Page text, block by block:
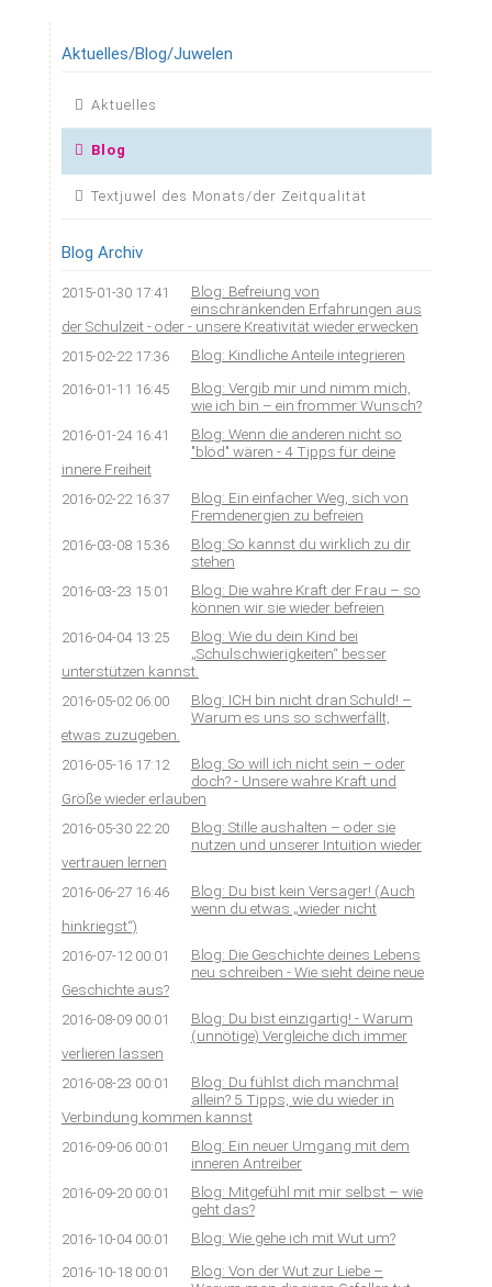
Aktuelles/Blog/Juwelen
Navigation
Aktuelles
Blog
Textjuwel des Monats/der Zeitqualität
Blog Archiv
2015-01-30 17:41
Blog: Befreiung von
einschränkenden Erfahrungen aus
der Schulzeit - oder - unsere Kreativität wieder erwecken
2015-02-22 17:36 Blog: Kindliche Anteile integrieren
2016-01-11 16:45
Blog: Vergib mir und nimm mich,
wie ich bin – ein frommer Wunsch?
2016-01-24 16:41
Blog: Wenn die anderen nicht so
"blöd" wären - 4 Tipps für deine
innere Freiheit
2016-02-22 16:37
Blog: Ein einfacher Weg, sich von
Fremdenergien zu befreien
2016-03-08 15:36
Blog: So kannst du wirklich zu dir
stehen
2016-03-23 15:01
Blog: Die wahre Kraft der Frau – so
können wir sie wieder befreien
2016-04-04 13:25
Blog: Wie du dein Kind bei
„Schulschwierigkeiten“ besser
unterstützen kannst.
2016-05-02 06:00
Blog: ICH bin nicht dran Schuld! –
Warum es uns so schwerfällt,
etwas zuzugeben.
2016-05-16 17:12
Blog: So will ich nicht sein – oder
doch? - Unsere wahre Kraft und
Größe wieder erlauben
2016-05-30 22:20
Blog: Stille aushalten – oder sie
nutzen und unserer Intuition wieder
vertrauen lernen
2016-06-27 16:46
Blog: Du bist kein Versager! (Auch
wenn du etwas „wieder nicht
hinkriegst“)
2016-07-12 00:01
Blog: Die Geschichte deines Lebens
neu schreiben - Wie sieht deine neue
Geschichte aus?
2016-08-09 00:01
Blog: Du bist einzigartig! - Warum
(unnötige) Vergleiche dich immer
verlieren lassen
2016-08-23 00:01
Blog: Du fühlst dich manchmal
allein? 5 Tipps, wie du wieder in
Verbindung kommen kannst
2016-09-06 00:01
Blog: Ein neuer Umgang mit dem
inneren Antreiber
2016-09-20 00:01
Blog: Mitgefühl mit mir selbst – wie
geht das?
2016-10-04 00:01 Blog: Wie gehe ich mit Wut um?
2016-10-18 00:01
Blog: Von der Wut zur Liebe –